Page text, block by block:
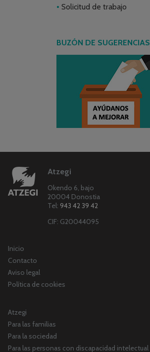
Solicitud de trabajo
BUZÓN DE SUGERENCIAS
Atzegi
Okendo 6, bajo
20004 Donostia
Tel: 943 42 39 42
CIF: G20044095
Inicio
Contacto
Aviso legal
Política de cookies
Atzegi
Para las familias
Para la sociedad
Para las personas con discapacidad intelectual